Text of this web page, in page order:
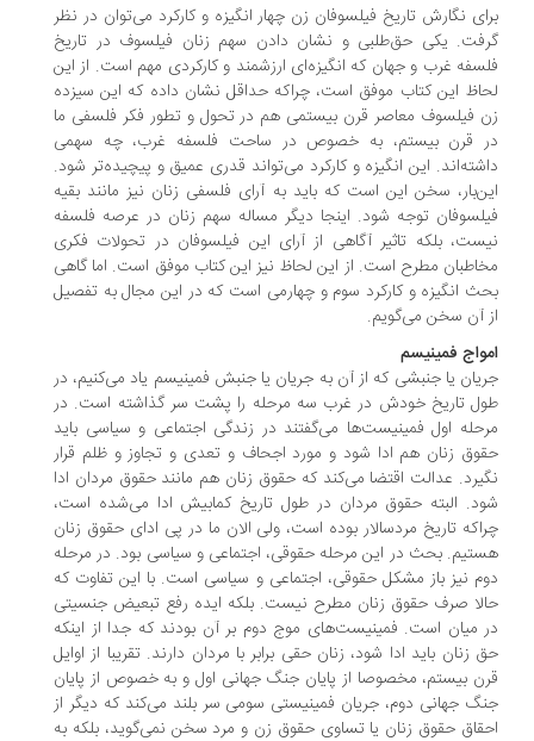
نگارش تاریخ فیلسوفان زن چهار انگیزه و کارکرد می‌توان در نظر
یکی حق‌طلبی و نشان دادن سهم زنان فیلسوف در تاریخ
غرب و جهان که انگیزه‌ای ارزشمند و کارکردی مهم است. از این
این کتاب موفق است، چراکه حداقل نشان داده که این سیزده
فیلسوف معاصر قرن بیستمی هم در تحول و تطور فکر فلسفی ما
قرن بیستم، به خصوص در ساحت فلسفه غرب، چه سهمی
این انگیزه و کارکرد می‌تواند قدری عمیق و پیچیده‌تر شود.
سخن این است که باید به آرای فلسفی زنان نیز مانند بقیه
توجه شود. اینجا دیگر مساله سهم زنان در عرصه فلسفه
بلکه تاثیر آگاهی از آرای این فیلسوفان در تحولات فکری
مطرح است. از این لحاظ نیز این کتاب موفق است. اما گاهی
انگیزه و کارکرد سوم و چهارمی است که در این مجال به تفصیل
آن سخن می‌گویم.
فمینیسم
یا جنبشی که از آن به جریان یا جنبش فمینیسم یاد می‌کنیم، در
تاریخ خودش در غرب سه مرحله را پشت سر گذاشته است. در
اول فمینیست‌ها می‌گفتند در زندگی اجتماعی و سیاسی باید
زنان هم ادا شود و مورد اجحاف و تعدی و تجاوز و ظلم قرار
عدالت اقتضا می‌کند که حقوق زنان هم مانند حقوق مردان ادا
البته حقوق مردان در طول تاریخ کمابیش ادا می‌شده است،
تاریخ مردسالار بوده است، ولی الان ما در پی ادای حقوق زنان
بحث در این مرحله حقوقی، اجتماعی و سیاسی بود. در مرحله
نیز باز مشکل حقوقی، اجتماعی و سیاسی است. با این تفاوت که
صرف حقوق زنان مطرح نیست. بلکه ایده رفع تبعیض جنسیتی
میان است. فمینیست‌های موج دوم بر آن بودند که جدا از اینکه
زنان باید ادا شود، زنان حقی برابر با مردان دارند. تقریبا از اوایل
بیستم، مخصوصا از پایان جنگ جهانی اول و به خصوص از پایان
جهانی دوم، جریان فمینیستی سومی سر بلند می‌کند که دیگر از
حقوق زنان یا تساوی حقوق زن و مرد سخن نمی‌گوید، بلکه به